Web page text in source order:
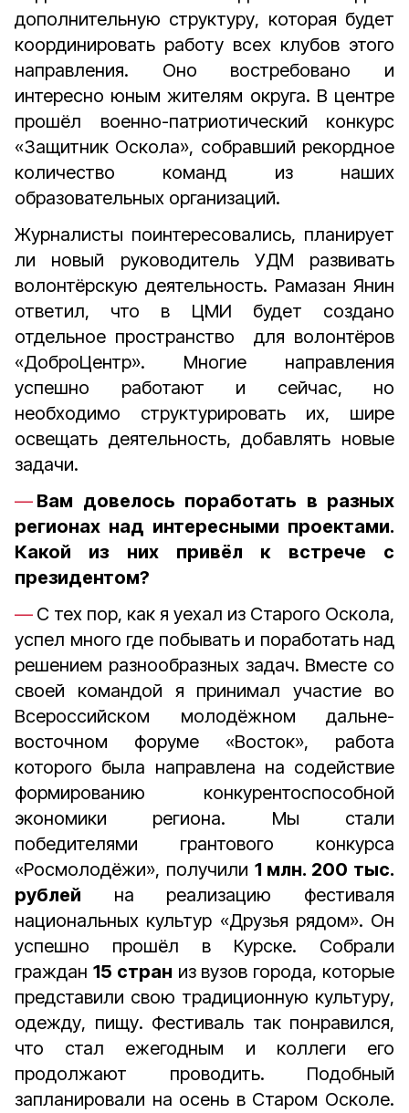
дополнительную структуру, которая будет
координировать работу всех клубов этого
направления. Оно востребовано и
интересно юным жителям округа. В центре
прошёл военно-патриотический конкурс
«Защитник Оскола», собравший рекордное
количество команд из наших
образовательных организаций.
Журналисты поинтересовались, планирует
ли новый руководитель УДМ развивать
волонтёрскую деятельность. Рамазан Янин
ответил, что в ЦМИ будет создано
отдельное пространство для волонтёров
«ДоброЦентр». Многие направления
успешно работают и сейчас, но
необходимо структурировать их, шире
освещать деятельность, добавлять новые
задачи.
Вам довелось поработать в разных
регионах над интересными проектами.
Какой из них привёл к встрече с
президентом?
С тех пор, как я уехал из Старого Оскола,
успел много где побывать и поработать над
решением разнообразных задач. Вместе со
своей командой я принимал участие во
Всероссийском молодёжном дальне-
восточном форуме «Восток», работа
которого была направлена на содействие
формированию конкурентоспособной
экономики региона. Мы стали
победителями грантового конкурса
«Росмолодёжи», получили 1 млн. 200 тыс.
рублей на реализацию фестиваля
национальных культур «Друзья рядом». Он
успешно прошёл в Курске. Собрали
граждан 15 стран из вузов города, которые
представили свою традиционную культуру,
одежду, пищу. Фестиваль так понравился,
что стал ежегодным и коллеги его
продолжают проводить. Подобный
запланировали на осень в Старом Осколе.